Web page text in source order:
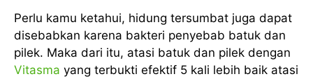
Perlu kamu ketahui, hidung tersumbat juga dapat
disebabkan karena bakteri penyebab batuk dan
pilek. Maka dari itu, atasi batuk dan pilek dengan
Vitasma yang terbukti efektif 5 kali lebih baik atasi